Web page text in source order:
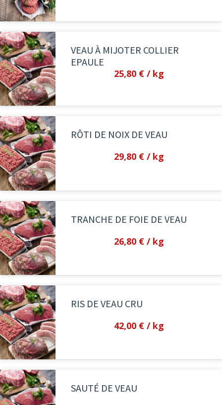
VEAU À MIJOTER COLLIER
EPAULE
25,80 €/ kg
RÔTI DE NOIX DE VEAU
29,80 €/ kg
TRANCHE DE FOIE DE VEAU
26,80 €/ kg
RIS DE VEAU CRU
42,00 €/ kg
SAUTÉ DE VEAU